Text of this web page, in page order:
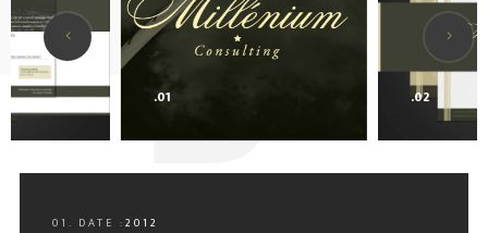
.01 .02
01. DATE :2012